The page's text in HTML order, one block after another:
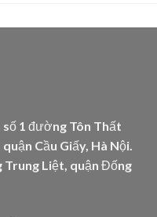
1 đường Tôn Thất
Cầu Giấy, Hà Nội.
Liệt, quận Đống